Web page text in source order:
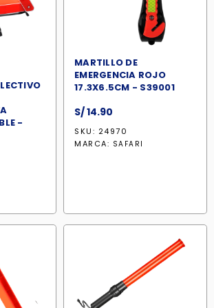
-
MARTILLO DE
EMERGENCIA ROJO
17.3X6.5CM - S39001
S/14.90
SKU: 24970
MARCA: SAFARI